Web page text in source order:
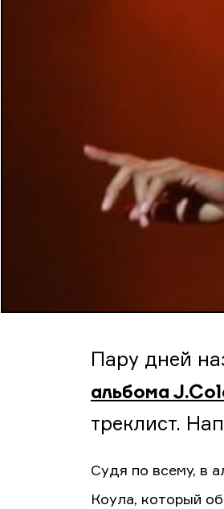
Пару дней
альбома
треклист.
Судя по всему, в
Коула, который